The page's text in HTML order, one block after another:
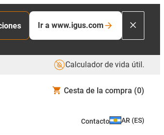
Ir a www.igus.com
Calculador de vida útil.
Cesta de la compra (0)
Contacto AR (ES)